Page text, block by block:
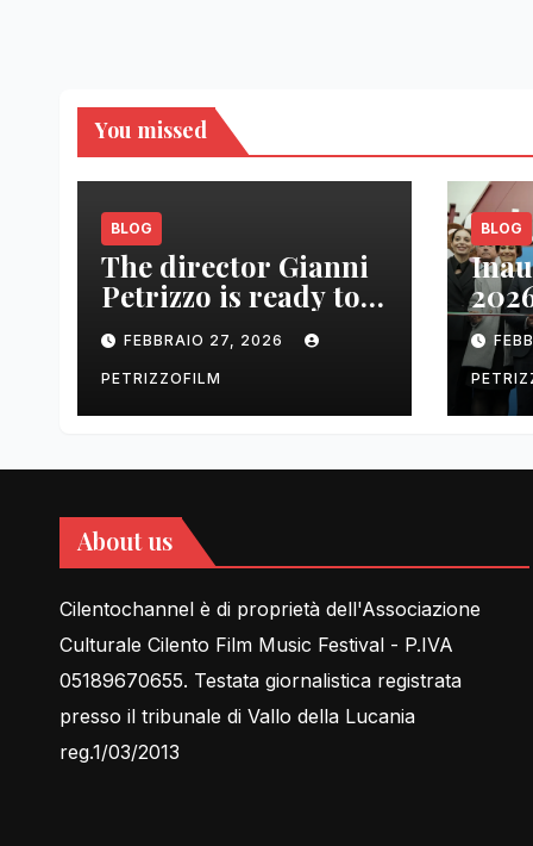
You missed
BLOG
The director Gianni
Petrizzo is ready to
tell Lessons in Love
FEBBRAIO 27, 2026
PETRIZZOFILM
BLOG
About us
Cilentochannel è di proprietà dell'Associazione
Culturale Cilento Film Music Festival - P.IVA
05189670655. Testata giornalistica registrata
presso il tribunale di Vallo della Lucania
reg.1/03/2013